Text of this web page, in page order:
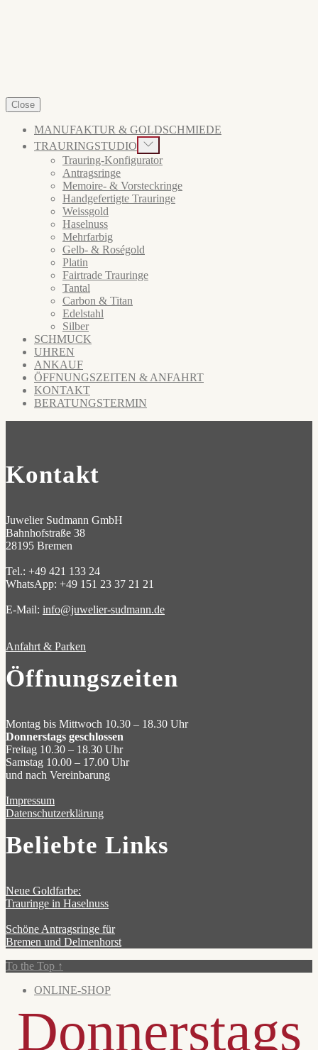
Close
MANUFAKTUR & GOLDSCHMIEDE
TRAURINGSTUDIO
Show
sub
menu
Trauring-Konfigurator
Antragsringe
Memoire- & Vorsteckringe
Handgefertigte Trauringe
Weissgold
Haselnuss
Mehrfarbig
Gelb- & Roségold
Platin
Fairtrade Trauringe
Tantal
Carbon & Titan
Edelstahl
Silber
SCHMUCK
UHREN
ANKAUF
ÖFFNUNGSZEITEN & ANFAHRT
KONTAKT
BERATUNGSTERMIN
Kontakt
Juwelier Sudmann GmbH
Bahnhofstraße 38
28195 Bremen
Tel.: +49 421 133 24
WhatsApp: +49 151 23 37 21 21
E-Mail: info@juwelier-sudmann.de
Anfahrt & Parken
Öffnungszeiten
Montag bis Mittwoch 10.30 – 18.30 Uhr
Donnerstags geschlossen
Freitag 10.30 – 18.30 Uhr
Samstag 10.00 – 17.00 Uhr
und nach Vereinbarung
Impressum
Datenschutzerklärung
Beliebte Links
Neue Goldfarbe:
Trauringe in Haselnuss
Schöne Antragsringe für
Bremen und Delmenhorst
To the Top ↑
ONLINE-SHOP
Donnerstags